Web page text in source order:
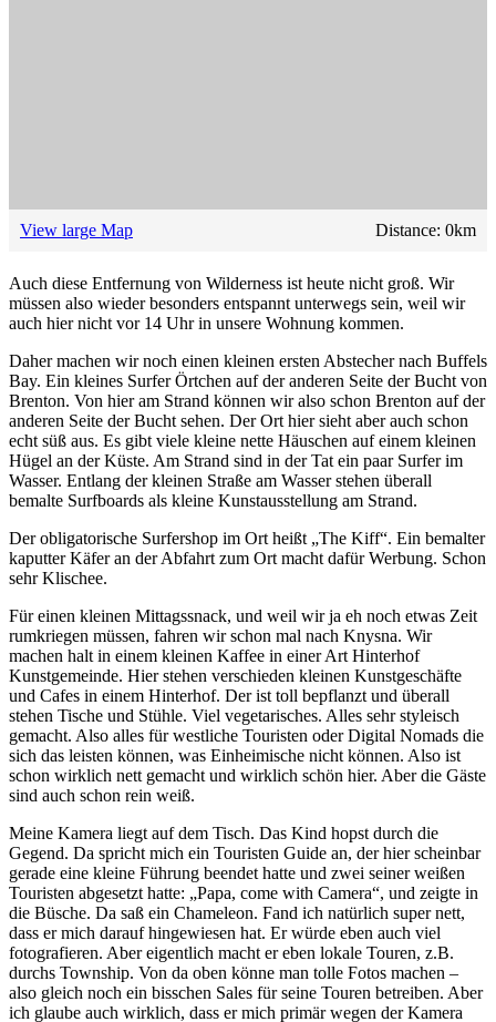
View large Map Distance: 0km
Auch diese Entfernung von Wilderness ist heute nicht groß. Wir
müssen also wieder besonders entspannt unterwegs sein, weil wir
auch hier nicht vor 14 Uhr in unsere Wohnung kommen.
Daher machen wir noch einen kleinen ersten Abstecher nach Buffels
Bay. Ein kleines Surfer Örtchen auf der anderen Seite der Bucht von
Brenton. Von hier am Strand können wir also schon Brenton auf der
anderen Seite der Bucht sehen. Der Ort hier sieht aber auch schon
echt süß aus. Es gibt viele kleine nette Häuschen auf einem kleinen
Hügel an der Küste. Am Strand sind in der Tat ein paar Surfer im
Wasser. Entlang der kleinen Straße am Wasser stehen überall
bemalte Surfboards als kleine Kunstausstellung am Strand.
Der obligatorische Surfershop im Ort heißt „The Kiff“. Ein bemalter
kaputter Käfer an der Abfahrt zum Ort macht dafür Werbung. Schon
sehr Klischee.
Für einen kleinen Mittagssnack, und weil wir ja eh noch etwas Zeit
rumkriegen müssen, fahren wir schon mal nach Knysna. Wir
machen halt in einem kleinen Kaffee in einer Art Hinterhof
Kunstgemeinde. Hier stehen verschieden kleinen Kunstgeschäfte
und Cafes in einem Hinterhof. Der ist toll bepflanzt und überall
stehen Tische und Stühle. Viel vegetarisches. Alles sehr styleisch
gemacht. Also alles für westliche Touristen oder Digital Nomads die
sich das leisten können, was Einheimische nicht können. Also ist
schon wirklich nett gemacht und wirklich schön hier. Aber die Gäste
sind auch schon rein weiß.
Meine Kamera liegt auf dem Tisch. Das Kind hopst durch die
Gegend. Da spricht mich ein Touristen Guide an, der hier scheinbar
gerade eine kleine Führung beendet hatte und zwei seiner weißen
Touristen abgesetzt hatte: „Papa, come with Camera“, und zeigte in
die Büsche. Da saß ein Chameleon. Fand ich natürlich super nett,
dass er mich darauf hingewiesen hat. Er würde eben auch viel
fotografieren. Aber eigentlich macht er eben lokale Touren, z.B.
durchs Township. Von da oben könne man tolle Fotos machen –
also gleich noch ein bisschen Sales für seine Touren betreiben. Aber
ich glaube auch wirklich, dass er mich primär wegen der Kamera